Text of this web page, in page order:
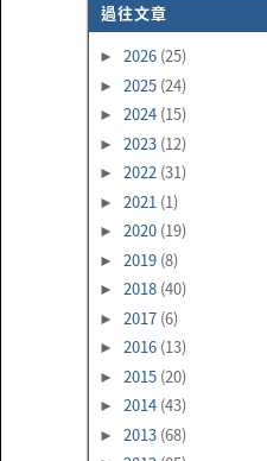
過往文章
► 2026 (25)
► 2025 (24)
► 2024 (15)
► 2023 (12)
► 2022 (31)
► 2021 (1)
► 2020 (19)
► 2019 (8)
► 2018 (40)
► 2017 (6)
► 2016 (13)
► 2015 (20)
► 2014 (43)
► 2013 (68)